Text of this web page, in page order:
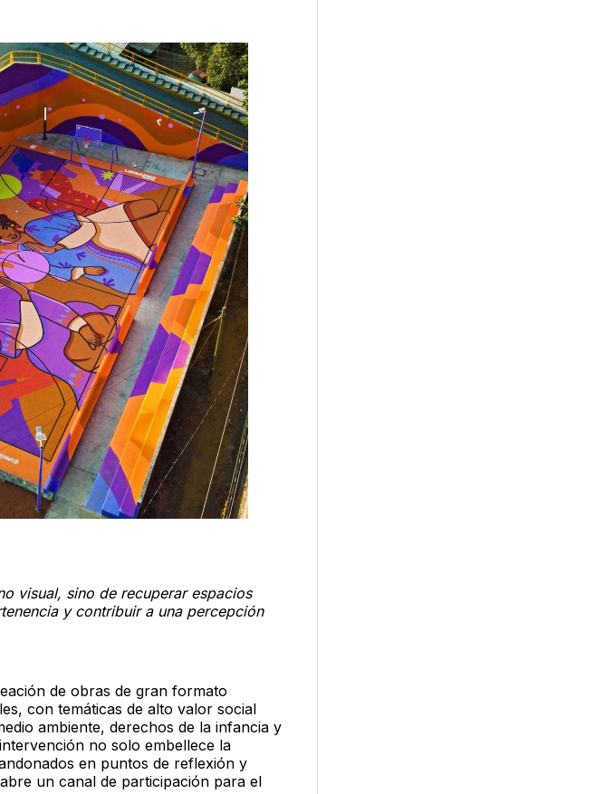
visual, sino de recuperar espacios
y contribuir a una percepción
de obras de gran formato
con temáticas de alto valor social
ambiente, derechos de la infancia y
no solo embellece la
en puntos de reflexión y
un canal de participación para el